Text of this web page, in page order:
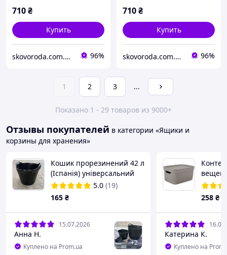
710₴
Купить
skovoroda.com.ua – все для кухни и дома 96%
710₴
Купить
skovoroda.com.ua – все для кухни и дома 96%
1 2 3 ...
Показано 1 - 29 товаров из 9000+
Отзывы покупателей в категории «Ящики и
корзины для хранения»
Кошик прорезинений 42 л
(Іспанія) універсальний
господарський
5.0 (19)
165 ₴
15.07.2026
Анна Н.
Куплено на Prom.ua +2
вещей
Jive 5
258 ₴
Катерина К.
Куплено на